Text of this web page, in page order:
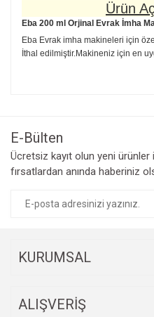
Ürün
Eba 200 ml Orjinal Evrak İmha
Eba Evrak imha makineleri için
İthal edilmiştir.Makineniz için en
Ürün resmi kalitesiz,
Ürün açıklamasında eksik
E-Bülten
Ücretsiz kayıt olun yeni
fırsatlardan anında haberiniz
KURUMSAL
ALIŞVERİŞ